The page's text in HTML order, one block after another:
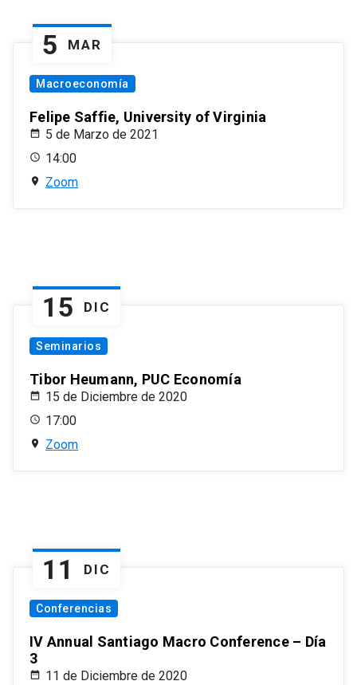
5 MAR
Macroeconomía
Felipe Saffie, University of Virginia
5 de Marzo de 2021
14:00
Zoom
15 DIC
Seminarios
Tibor Heumann, PUC Economía
15 de Diciembre de 2020
17:00
Zoom
11 DIC
Conferencias
IV Annual Santiago Macro Conference – Día
3
11 de Diciembre de 2020